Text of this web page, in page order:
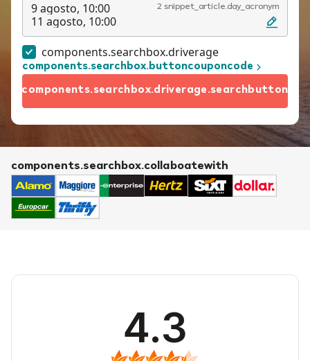
9 agosto, 10:00
11 agosto, 10:00
2 snippet_article.day_acronym
components.searchbox.driverage
components.searchbox.buttoncouponcode
components.searchbox.driverage.searchbutton
components.searchbox.collaboatewith
4.3